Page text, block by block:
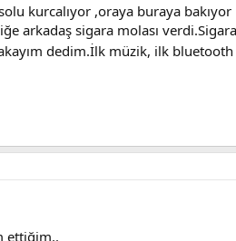
kurcalıyor ,oraya buraya
arkadaş sigara molası
dedim.İlk müzik, ilk
ettiğim..